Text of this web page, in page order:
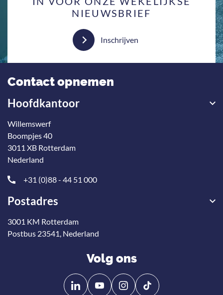
NIEUWSBRIEF
Inschrijven
Contact opnemen
Hoofdkantoor
Willemswerf
Boompjes 40
3011 XB Rotterdam
Nederland
+31 (0)88 - 44 51 000
Postadres
3001 KM Rotterdam
Postbus 23541, Nederland
Volg ons
Volg
ons
Volg
ons